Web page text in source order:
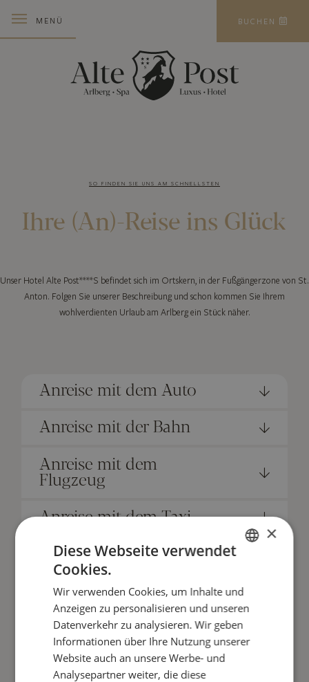
MENÜ BUCHEN
SO FINDEN SIE UNS AM SCHNELLSTEN
Ihre (An)-Reise ins Glück
Unser Hotel Alte Post****S befindet sich im Ortskern, in der Fußgängerzone von St.
Anton. Folgen Sie unserer Beschreibung und schon kommen Sie Ihrem
wohlverdienten Urlaub am Arlberg ein Stück näher.
Anreise mit dem Auto
Anreise mit der Bahn
Anreise mit dem
Flugzeug
Anreise mit dem Taxi
ENGLISH
×
Diese Webseite verwendet
Cookies.
Wir verwenden Cookies, um Inhalte und
Anzeigen zu personalisieren und unseren
Datenverkehr zu analysieren. Wir geben
Informationen über Ihre Nutzung unserer
Website auch an unsere Werbe- und
Analysepartner weiter, die diese